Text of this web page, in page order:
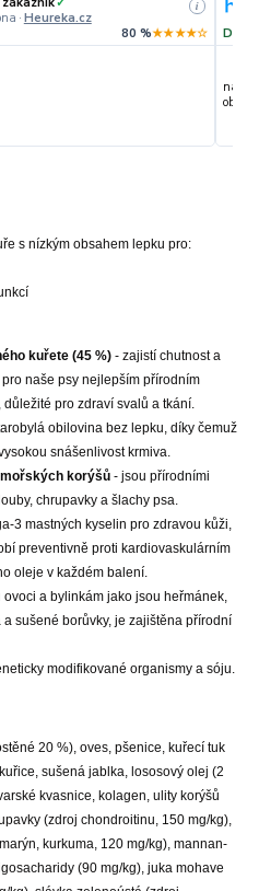
· Heureka.cz
i
80 %★★★★☆
s nízkým obsahem lepku pro:
kuřete (45 %) - zajistí chutnost a
naše psy nejlepším přírodním
pro zdraví svalů a tkání.
obilovina bez lepku, díky čemuž
snášenlivost krmiva.
korýšů - jsou přírodními
chrupavky a šlachy psa.
3 mastných kyselin pro zdravou kůži,
preventivně proti kardiovaskulárním
oleje v každém balení.
a bylinkám jako jsou heřmánek,
sušené borůvky, je zajištěna přírodní
modifikované organismy a sóju.
20 %), oves, pšenice, kuřecí tuk
sušená jablka, lososový olej (2
kvasnice, kolagen, ulity korýšů
(zdroj chondroitinu, 150 mg/kg),
kurkuma, 120 mg/kg), mannan-
(90 mg/kg), juka mohave